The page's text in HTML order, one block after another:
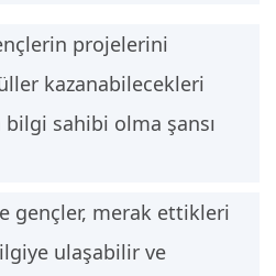
projelerini
kazanabilecekleri
bilgi sahibi olma şansı
gençler, merak ettikleri
ulaşabilir ve